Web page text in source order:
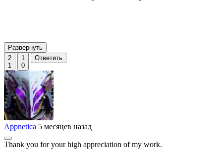
Развернуть
2
1
1
0
Ответить
Appnetica 5 месяцев назад
Thank you for your high appreciation of my work.